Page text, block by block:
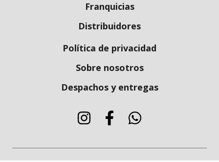
Franquicias
Distribuidores
Política de privacidad
Sobre nosotros
Despachos y entregas